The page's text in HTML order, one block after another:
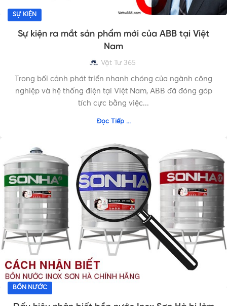
SỰ KIỆN
Sự kiện ra mắt sản phẩm mới của ABB tại Việt
Nam
Vật Tư 365
Trong bối cảnh phát triển nhanh chóng của ngành công
nghiệp và hệ thống điện tại Việt Nam, ABB đã đóng góp
tích cực bằng việc...
Đọc Tiếp ...
BỒN NƯỚC